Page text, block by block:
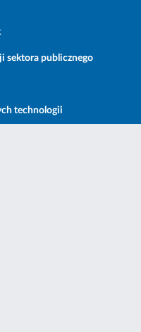
sektora publicznego
technologii